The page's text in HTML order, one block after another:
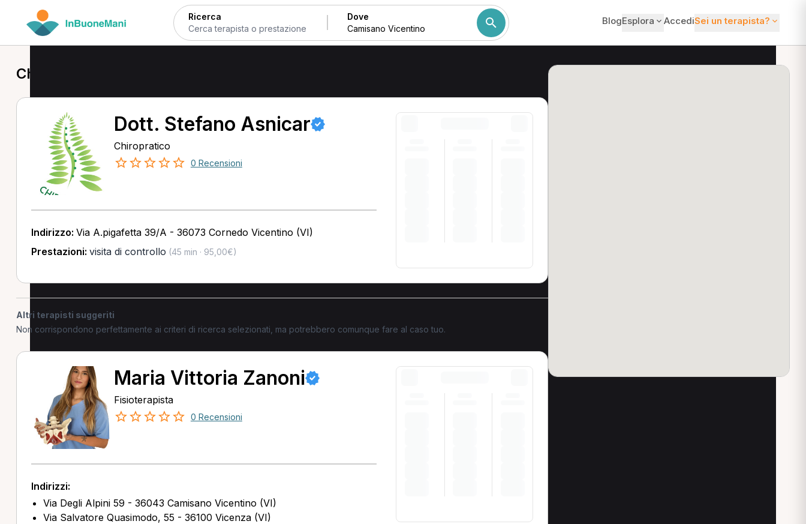
Ricerca Dove BlogEsplora AccediSei un terapista?
Chiropratico a Camisano Vicentino
Dott. Stefano Asnicar
Chiropratico
0 Recensioni
Indirizzo: Via A.pigafetta 39/A - 36073 Cornedo Vicentino (VI)
Prestazioni: visita di controllo (45 min · 95,00€)
Altri terapisti suggeriti
Non corrispondono perfettamente ai criteri di ricerca selezionati, ma potrebbero comunque fare al caso tuo.
Maria Vittoria Zanoni
Fisioterapista
0 Recensioni
Indirizzi:
Via Degli Alpini 59 - 36043 Camisano Vicentino (VI)
Via Salvatore Quasimodo, 55 - 36100 Vicenza (VI)